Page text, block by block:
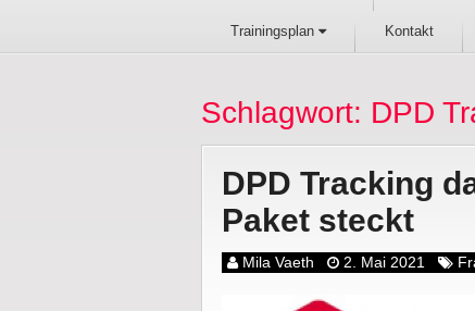
Trainingsplan Kontakt
Schlagwort: DPD
DPD Tracking
Paket steckt
Mila Vaeth 2. Mai 2021